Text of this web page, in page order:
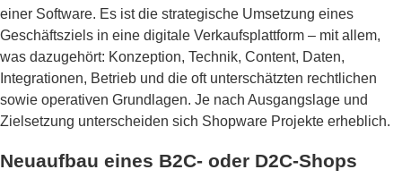
einer Software. Es ist die strategische Umsetzung eines
Geschäftsziels in eine digitale Verkaufsplattform – mit allem,
was dazugehört: Konzeption, Technik, Content, Daten,
Integrationen, Betrieb und die oft unterschätzten rechtlichen
sowie operativen Grundlagen. Je nach Ausgangslage und
Zielsetzung unterscheiden sich Shopware Projekte erheblich.
Neuaufbau eines B2C- oder D2C-Shops